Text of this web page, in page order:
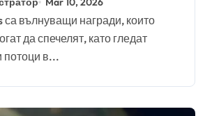
на
да спечелят, като гледат
в...